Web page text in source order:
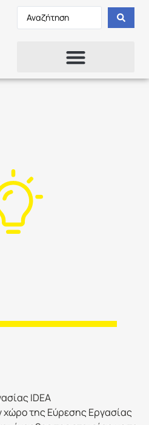
IDEA
χώρο της Εύρεσης Εργασίας